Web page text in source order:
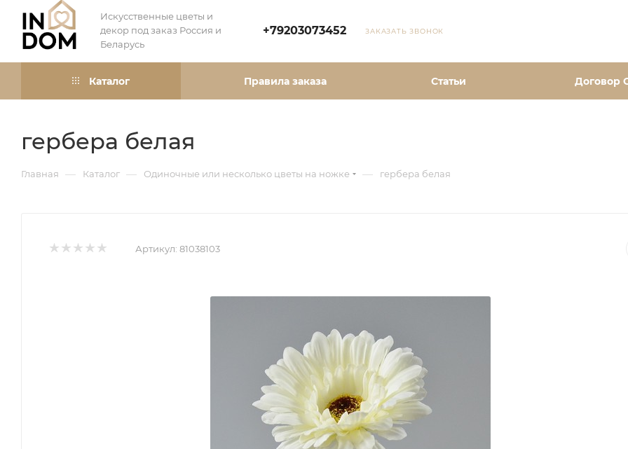
Искусственные цветы и
декор под заказ Россия и
Беларусь
+79203073452 ЗАКАЗАТЬ ЗВОНОК
Каталог Правила заказа Статьи Договор
гербера белая
Главная — Каталог — Одиночные или несколько цветы на ножке — гербера белая
Артикул: 81038103